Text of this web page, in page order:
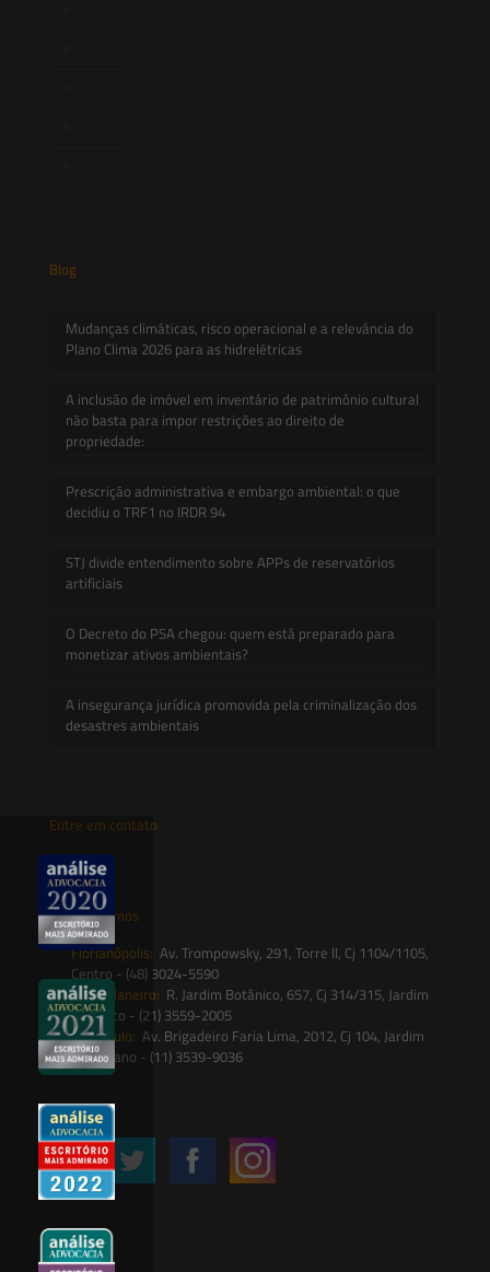
Blog
Mudanças climáticas, risco operacional e a relevância do
Plano Clima 2026 para as hidrelétricas
A inclusão de imóvel em inventário de patrimônio cultural
não basta para impor restrições ao direito de
propriedade:
Prescrição administrativa e embargo ambiental: o que
decidiu o TRF1 no IRDR 94
STJ divide entendimento sobre APPs de reservatórios
artificiais
O Decreto do PSA chegou: quem está preparado para
monetizar ativos ambientais?
A insegurança jurídica promovida pela criminalização dos
desastres ambientais
Entre em contato
contato@saesadvogados.com.br
Onde estamos
Florianópolis: Av. Trompowsky, 291, Torre II, Cj 1104/1105,
Centro - (48) 3024-5590
Rio de Janeiro: R. Jardim Botânico, 657, Cj 314/315, Jardim
Botânico - (21) 3559-2005
São Paulo: Av. Brigadeiro Faria Lima, 2012, Cj 104, Jardim
Paulistano - (11) 3539-9036
Siga-nos